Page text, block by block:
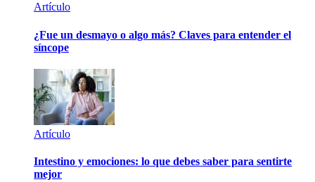
Artículo
¿Fue un desmayo o algo más? Claves para entender el
síncope
Artículo
Intestino y emociones: lo que debes saber para sentirte
mejor